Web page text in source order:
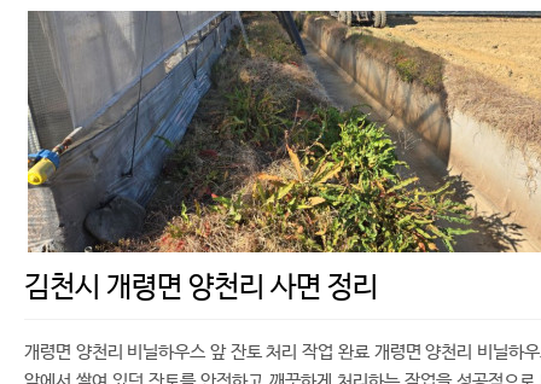
김천시 개령면 양천리 사면 정리
개령면 양천리 비닐하우스 앞 잔토 처리 작업 완료 개령면 양천리 비닐하